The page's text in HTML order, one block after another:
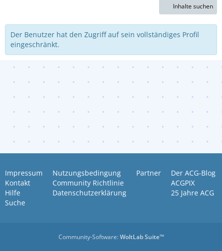
Inhalte suchen
Der Benutzer hat den Zugriff auf sein vollständiges Profil
eingeschränkt.
Impressum
Kontakt
Hilfe
Suche
Nutzungsbedingung
Community Richtlinie
Datenschutzerklärung
Partner
Der ACG-Blog
ACGPIX
25 Jahre ACG
Community-Software:WoltLab Suite™